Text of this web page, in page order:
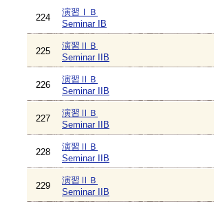
224
演習ⅠＢ
Seminar IB
225
演習ⅡＢ
Seminar IIB
226
演習ⅡＢ
Seminar IIB
227
演習ⅡＢ
Seminar IIB
228
演習ⅡＢ
Seminar IIB
229
演習ⅡＢ
Seminar IIB